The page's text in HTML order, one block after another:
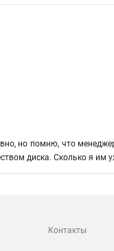
но помню, что
диска. Сколько я им
Контакты